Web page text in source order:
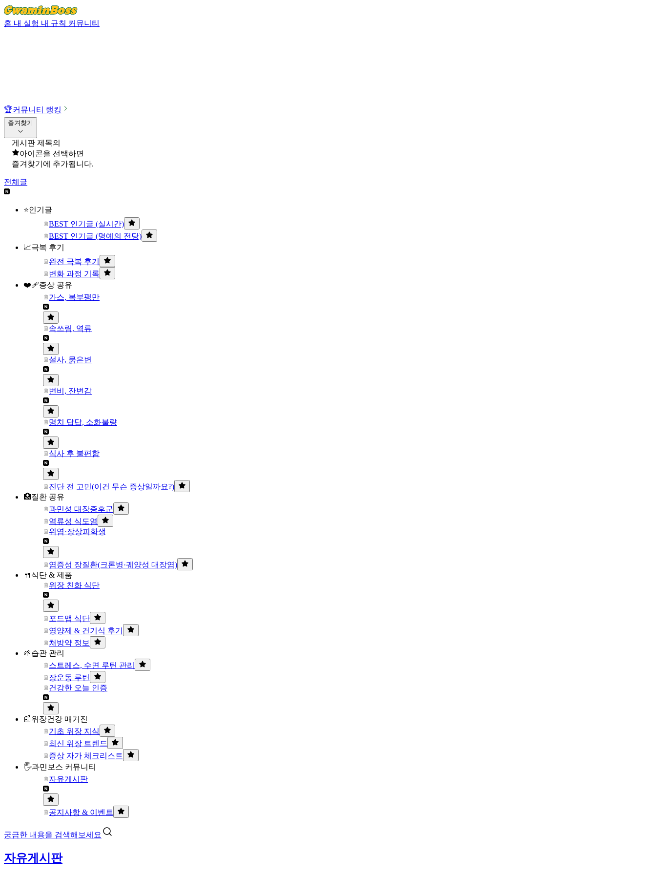
홈 내 실험 내 규칙 커뮤니티
🏆커뮤니티 랭킹
즐겨찾기
게시판 제목의
아이콘을 선택하면
즐겨찾기에 추가됩니다.
전체글
⭐인기글
BEST 인기글 (실시간)
BEST 인기글 (명예의 전당)
📈극복 후기
완전 극복 후기
변화 과정 기록
❤️‍🩹증상 공유
가스, 복부팽만
속쓰림, 역류
설사, 묽은변
변비, 잔변감
명치 답답, 소화불량
식사 후 불편함
진단 전 고민(이건 무슨 증상일까요?)
🏥질환 공유
과민성 대장증후군
역류성 식도염
위염·장상피화생
염증성 장질환(크론병·궤양성 대장염)
🍴식단 & 제품
위장 친화 식단
포드맵 식단
영양제 & 건기식 후기
처방약 정보
🌱습관 관리
스트레스, 수면 루틴 관리
장운동 루틴
건강한 오늘 인증
📰위장건강 매거진
기초 위장 지식
최신 위장 트렌드
증상 자가 체크리스트
🖐과민보스 커뮤니티
자유게시판
공지사항 & 이벤트
궁금한 내용을 검색해보세요
자유게시판